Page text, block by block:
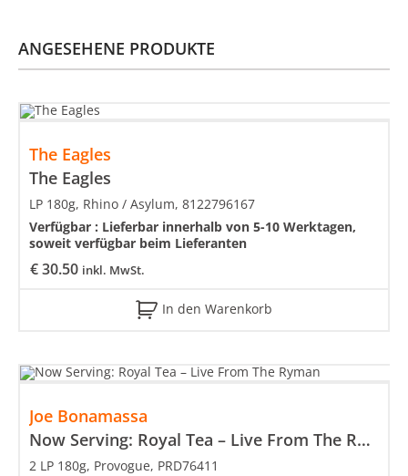
ANGESEHENE PRODUKTE
The Eagles
The Eagles
€30.50 inkl. MwSt.
LP 180g, Rhino / Asylum, 8122796167
Verfügbar : Lieferbar innerhalb von 5-10 Werktagen,
soweit verfügbar beim Lieferanten
In den Warenkorb
Joe Bonamassa
Now Serving: Royal Tea – Live From The Ryman
2 LP 180g, Provogue, PRD76411